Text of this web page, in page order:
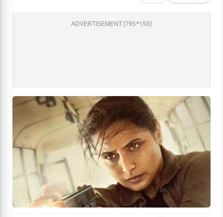
ADVERTISEMENT (795*150)